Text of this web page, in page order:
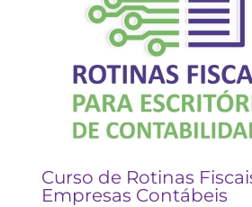
Curso de Rotinas
Empresas Contábeis